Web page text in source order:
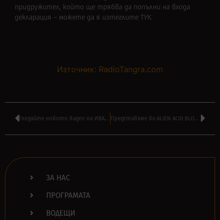
придружител, който ще трябва да попълни на входа
декларация – можете да я изтеглите ТУК.
Източник: RadioTangra.com
Гледайте новото видео на ИВАН ЮРУКОВ и ТЕРПЕНТИНА – ‘Дъб вековен’ Представяме ви ALIEN ACID BLOOD – нов страничен проект на ALIEN INDUSTRY
ЗА НАС
ПРОГРАМАТА
ВОДЕЩИ